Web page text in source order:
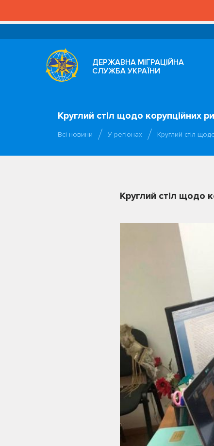
ДЕРЖАВНА МІГРАЦІЙНА
СЛУЖБА УКРАЇНИ
Круглий стіл щодо корупційних
Всі новини У регіонах Круглий стіл
Круглий стіл щодо